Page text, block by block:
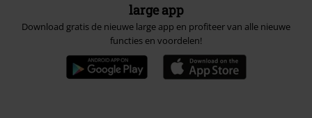
large app
Download gratis de nieuwe large app en profiteer van alle nieuwe
functies en voordelen!